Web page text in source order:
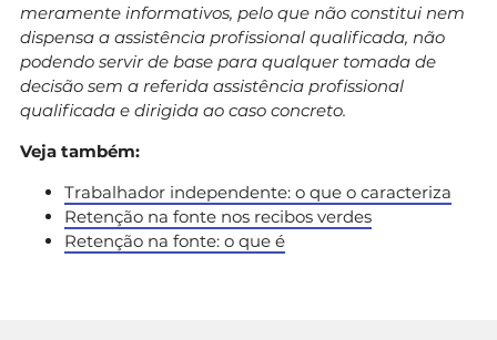
meramente informativos, pelo que não constitui nem
dispensa a assistência profissional qualificada, não
podendo servir de base para qualquer tomada de
decisão sem a referida assistência profissional
qualificada e dirigida ao caso concreto.
Veja também:
Trabalhador independente: o que o caracteriza
Retenção na fonte nos recibos verdes
Retenção na fonte: o que é